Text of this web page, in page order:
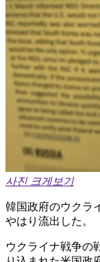
사진 크게보기
韓国政府のウクラ
やはり流出した。
ウクライナ戦争の